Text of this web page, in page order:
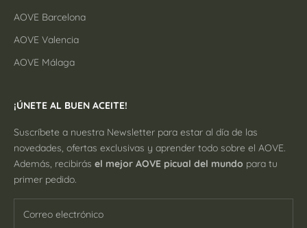
AOVE Barcelona
AOVE Valencia
AOVE Málaga
¡ÚNETE AL BUEN ACEITE!
Suscríbete a nuestra Newsletter para estar al día de las
novedades, ofertas exclusivas y aprender todo sobre el AOVE.
Además, recibirás el mejor AOVE picual del mundo para tu
primer pedido.